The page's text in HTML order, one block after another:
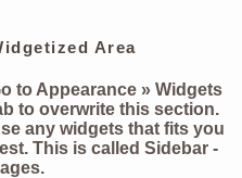
Area
to Appearance » Widgets
to overwrite this section.
any widgets that fits you
This is calledSidebar -
.